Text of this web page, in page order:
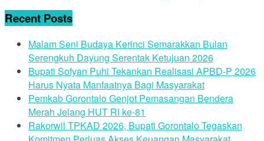
Recent Posts
Malam Seni Budaya Kerinci Semarakkan Bulan
Serengkuh Dayung Serentak Ketujuan 2026
Bupati Sofyan Puhi Tekankan Realisasi APBD-P 2026
Harus Nyata Manfaatnya Bagi Masyarakat
Pemkab Gorontalo Genjot Pemasangan Bendera
Merah Jelang HUT RI ke-81
Rakorwil TPKAD 2026, Bupati Gorontalo Tegaskan